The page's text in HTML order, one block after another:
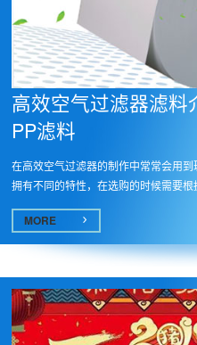
高效空气过滤器滤料
PP滤料
在高效空气过滤器的制作中常常会用
拥有不同的特性，在选购的时候需要
霖净化...
MORE